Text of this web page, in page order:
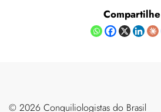
Compartilhe
©️ 2026 Conquiliologistas do Brasil